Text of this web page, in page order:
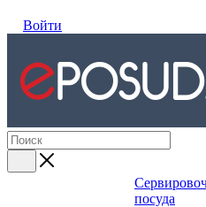
Войти
посуда